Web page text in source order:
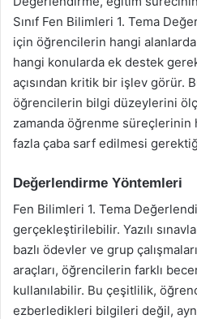
Sınıf Fen Bilimleri 1. Tema
için öğrencilerin hangi alanlarda
hangi konularda ek destek
açısından kritik bir işlev görür.
öğrencilerin bilgi düzeylerini
zamanda öğrenme süreçlerinin
fazla çaba sarf edilmesi
Değerlendirme Yöntemleri
Fen Bilimleri 1. Tema
gerçekleştirilebilir. Yazılı
bazlı ödevler ve grup
araçları, öğrencilerin farklı
kullanılabilir. Bu çeşitlilik,
ezberledikleri bilgileri değil,